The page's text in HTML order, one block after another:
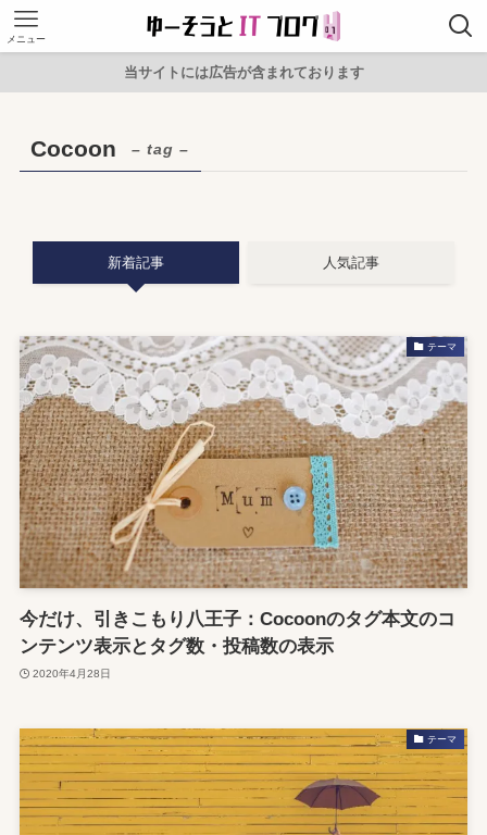
メニュー
当サイトには広告が含まれております
Cocoon – tag –
新着記事 人気記事
テーマ
今だけ、引きこもり八王子：Cocoonのタグ本文のコ
ンテンツ表示とタグ数・投稿数の表示
2020年4月28日
テーマ